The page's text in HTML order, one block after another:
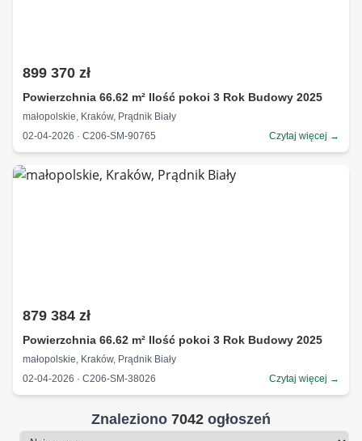
899 370 zł
Powierzchnia 66.62 m² Ilość pokoi 3 Rok Budowy 2025
małopolskie, Kraków, Prądnik Biały
02-04-2026 · C206-SM-90765
Czytaj więcej →
879 384 zł
Powierzchnia 66.62 m² Ilość pokoi 3 Rok Budowy 2025
małopolskie, Kraków, Prądnik Biały
02-04-2026 · C206-SM-38026
Czytaj więcej →
Znaleziono 7042 ogłoszeń